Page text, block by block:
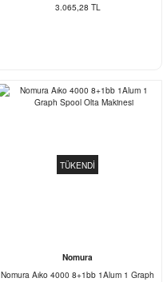
3.065,28 TL
TÜKENDİ
Nomura
Nomura Aıko 4000 8+1bb 1Alum 1 Graph